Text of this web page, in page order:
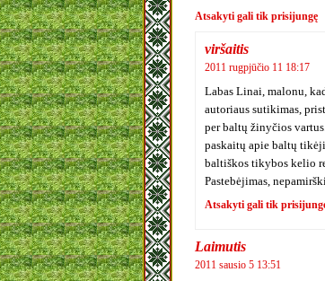
Atsakyti gali tik prisijungę
viršaitis
2011 rugpjūčio 11 18:17
Labas Linai, malonu,
autoriaus sutikimas,
per baltų žinyčios
paskaitų apie baltų
baltiškos tikybos kelio
Pastebėjimas,
Atsakyti gali tik
Laimutis
2011 sausio 5 13:51